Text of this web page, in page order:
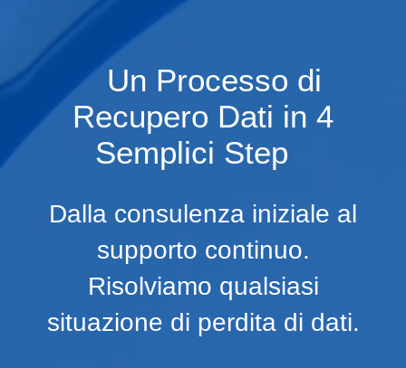
Un Processo di
Recupero Dati in 4
Semplici Step
Dalla consulenza iniziale al
supporto continuo.
Risolviamo qualsiasi
situazione di perdita di dati.